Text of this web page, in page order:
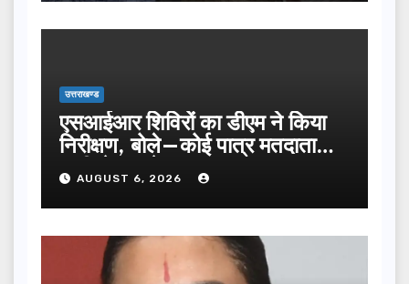
उत्तराखण्ड
एसआईआर शिविरों का डीएम ने किया
निरीक्षण, बोले—कोई पात्र मतदाता
सूची से न छूटे…
AUGUST 6, 2026